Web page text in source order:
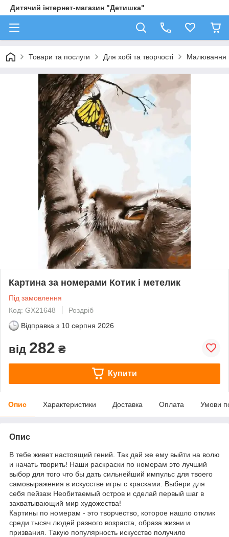
Дитячий інтернет-магазин "Детишка"
Товари та послуги Для хобі та творчості Малювання
Картина за номерами Котик і метелик
Під замовлення
Код: GX21648
Роздріб
Відправка з 10 серпня 2026
від 282 ₴
Купити
Опис Характеристики Доставка Оплата Умови
Опис
В тебе живет настоящий гений. Так дай же ему выйти на волю
и начать творить! Наши раскраски по номерам это лучший
выбор для того что бы дать сильнейший импульс для твоего
самовыражения в искусстве игры с красками. Выбери для
себя пейзаж Необитаемый остров и сделай первый шаг в
захватывающий мир художества!
Картины по номерам - это творчество, которое нашло отклик
среди тысяч людей разного возраста, образа жизни и
призвания. Такую популярность искусство получило